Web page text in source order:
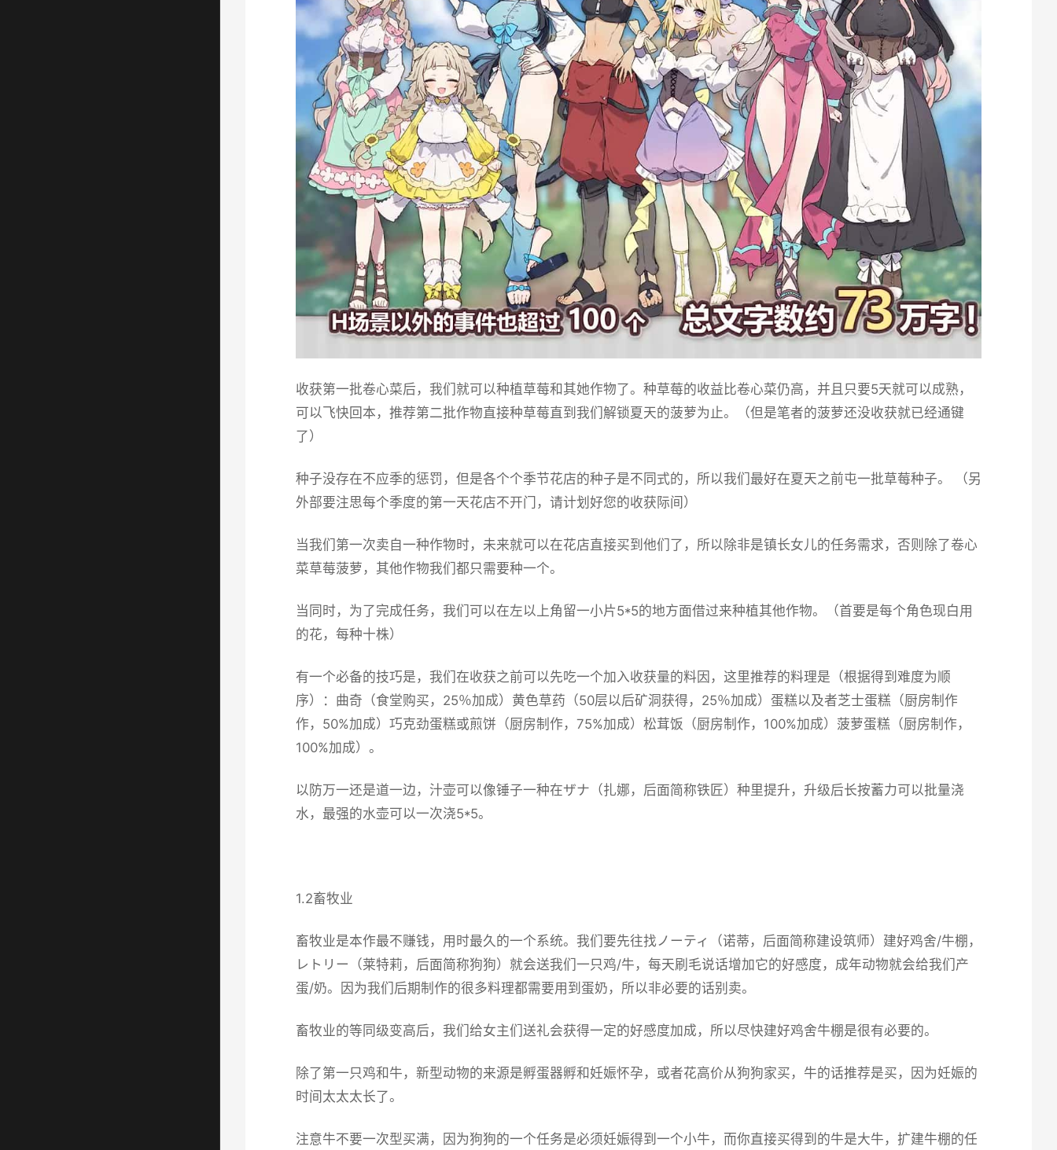
收获第一批卷心菜后，我们就可以种植草莓和其她作物了。种草莓的收益比卷心菜仍高，并且只要5天就可以成熟，
可以飞快回本，推荐第二批作物直接种草莓直到我们解锁夏天的菠萝为止。（但是笔者的菠萝还没收获就已经通键
了）
种子没存在不应季的惩罚，但是各个个季节花店的种子是不同式的，所以我们最好在夏天之前屯一批草莓种子。 （另
外部要注思每个季度的第一天花店不开门，请计划好您的收获际间）
当我们第一次卖自一种作物时，未来就可以在花店直接买到他们了，所以除非是镇长女儿的任务需求，否则除了卷心
菜草莓菠萝，其他作物我们都只需要种一个。
当同时，为了完成任务，我们可以在左以上角留一小片5*5的地方面借过来种植其他作物。（首要是每个角色现白用
的花，每种十株）
有一个必备的技巧是，我们在收获之前可以先吃一个加入收获量的料因，这里推荐的料理是（根据得到难度为顺
序）：曲奇（食堂购买，25％加成）黄色草药（50层以后矿洞获得，25％加成）蛋糕以及者芝士蛋糕（厨房制作
作，50%加成）巧克劲蛋糕或煎饼（厨房制作，75%加成）松茸饭（厨房制作，100%加成）菠萝蛋糕（厨房制作，
100%加成）。
以防万一还是道一边，汁壶可以像锤子一种在ザナ（扎娜，后面简称铁匠）种里提升，升级后长按蓄力可以批量浇
水，最强的水壶可以一次浇5*5。
1.2畜牧业
畜牧业是本作最不赚钱，用时最久的一个系统。我们要先往找ノーティ（诺蒂，后面简称建设筑师）建好鸡舍/牛棚，
レトリー（莱特莉，后面简称狗狗）就会送我们一只鸡/牛，每天刷毛说话增加它的好感度，成年动物就会给我们产
蛋/奶。因为我们后期制作的很多料理都需要用到蛋奶，所以非必要的话别卖。
畜牧业的等同级变高后，我们给女主们送礼会获得一定的好感度加成，所以尽快建好鸡舍牛棚是很有必要的。
除了第一只鸡和牛，新型动物的来源是孵蛋器孵和妊娠怀孕，或者花高价从狗狗家买，牛的话推荐是买，因为妊娠的
时间太太太长了。
注意牛不要一次型买满，因为狗狗的一个任务是必须妊娠得到一个小牛，而你直接买得到的牛是大牛，扩建牛棚的任